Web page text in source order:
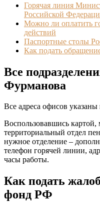
Горячая линия
Российской
Можно ли оплатить
действий
Паспортные столы
Как подать
Все
Фурманова
Все адреса офисов
Воспользовавшись картой,
территориальный отдел
нужное отделение –
телефон горячей линии,
часы работы.
Как подать
фонд РФ